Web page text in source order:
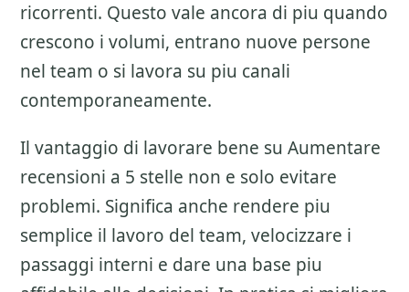
ricorrenti. Questo vale ancora di piu quando
crescono i volumi, entrano nuove persone
nel team o si lavora su piu canali
contemporaneamente.
Il vantaggio di lavorare bene su Aumentare
recensioni a 5 stelle non e solo evitare
problemi. Significa anche rendere piu
semplice il lavoro del team, velocizzare i
passaggi interni e dare una base piu